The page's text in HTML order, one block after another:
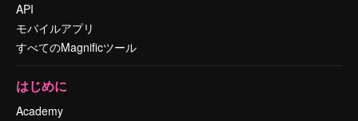
API
モバイルアプリ
すべてのMagnificツール
はじめに
Academy